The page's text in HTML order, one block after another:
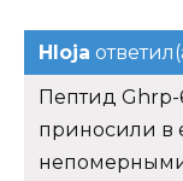
Hloja
Пептид
приносили в